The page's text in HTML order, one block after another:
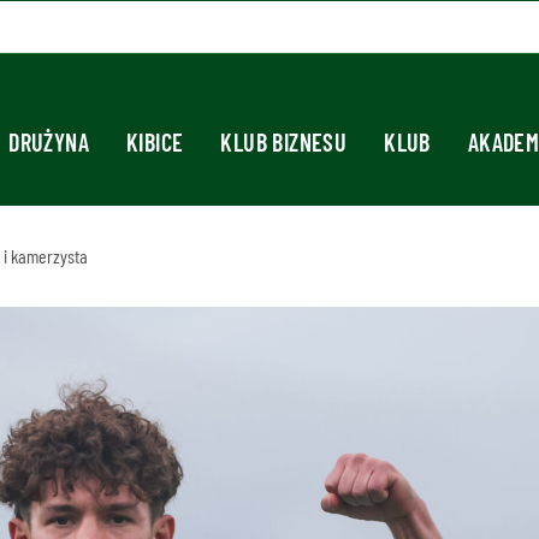
DRUŻYNA KIBICE KLUB BIZNESU KLUB
i kamerzysta